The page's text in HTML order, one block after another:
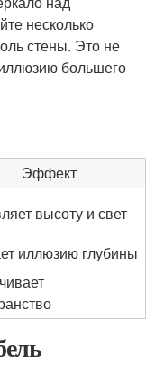
несколько
стены. Это не
большего
Эффект
высоту и свет
иллюзию глубины